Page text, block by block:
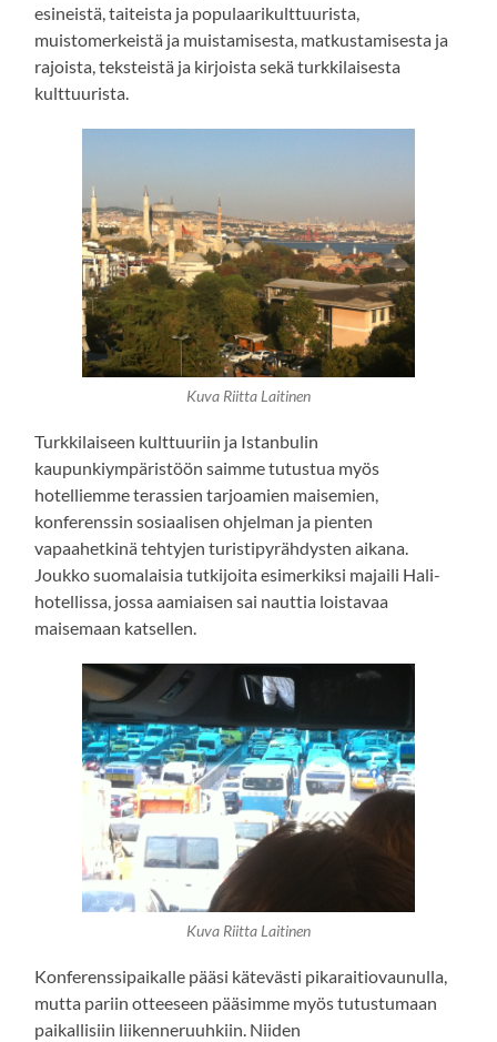
esineistä, taiteista ja populaarikulttuurista,
muistomerkeistä ja muistamisesta, matkustamisesta ja
rajoista, teksteistä ja kirjoista sekä turkkilaisesta
kulttuurista.
Kuva Riitta Laitinen
Turkkilaiseen kulttuuriin ja Istanbulin
kaupunkiympäristöön saimme tutustua myös
hotelliemme terassien tarjoamien maisemien,
konferenssin sosiaalisen ohjelman ja pienten
vapaahetkinä tehtyjen turistipyrähdysten aikana.
Joukko suomalaisia tutkijoita esimerkiksi majaili Hali-
hotellissa, jossa aamiaisen sai nauttia loistavaa
maisemaan katsellen.
Kuva Riitta Laitinen
Konferenssipaikalle pääsi kätevästi pikaraitiovaunulla,
mutta pariin otteeseen pääsimme myös tutustumaan
paikallisiin liikenneruuhkiin. Niiden